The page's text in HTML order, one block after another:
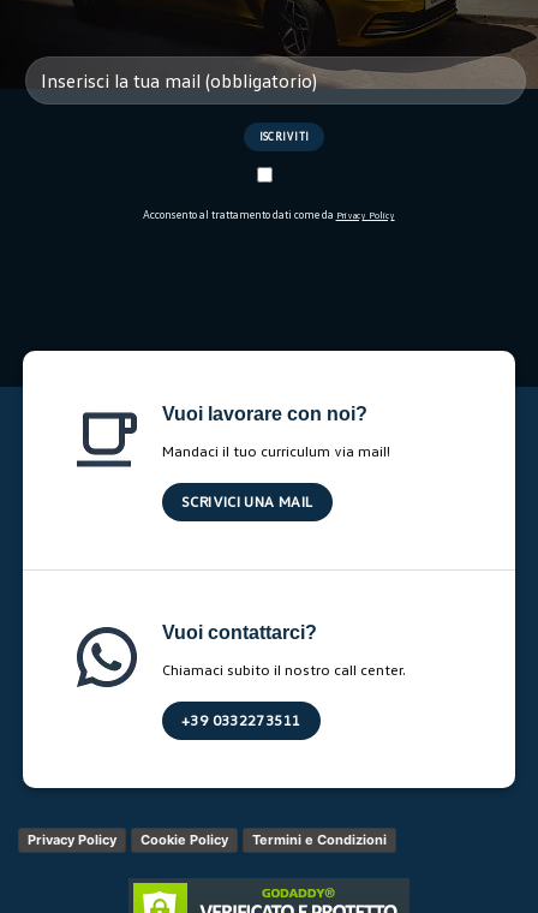
Acconsento al trattamento dati come da Privacy Policy
Vuoi lavorare con noi?
Mandaci il tuo curriculum via mail!
SCRIVICI UNA MAIL
Vuoi contattarci?
Chiamaci subito il nostro call center.
+39 0332273511
Privacy Policy Cookie Policy Termini e Condizioni